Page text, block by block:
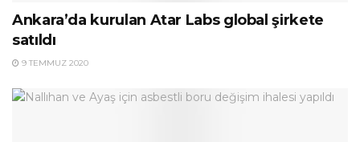
Ankara’da kurulan Atar Labs global şirkete
satıldı
9 TEMMUZ 2020